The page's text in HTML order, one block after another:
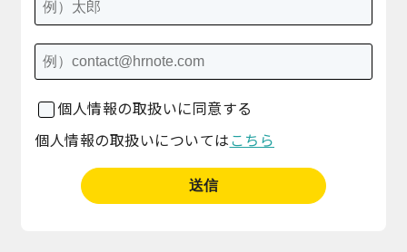
個人情報の取扱いに同意する
個人情報の取扱いについては こちら